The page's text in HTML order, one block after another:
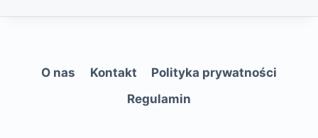
O nas Kontakt
Polityka prywatności
Regulamin